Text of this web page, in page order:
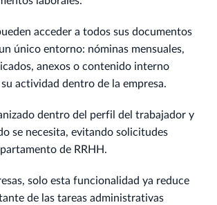
acceder a todos sus documentos
único entorno: nóminas mensuales,
anexos o contenido interno
actividad dentro de la empresa.
dentro del perfil del trabajador y
se necesita, evitando solicitudes
de RRHH.
solo esta funcionalidad ya reduce
de las tareas administrativas